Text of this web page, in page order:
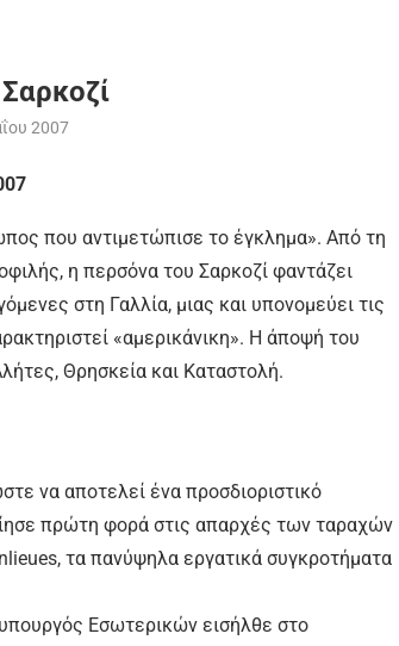
2007
που αντιμετώπισε το έγκλημα». Από τη
η περσόνα του Σαρκοζί φαντάζει
στη Γαλλία, μιας και υπονομεύει τις
«αμερικάνικη». Η άποψή του
Θρησκεία και Καταστολή.
να αποτελεί ένα προσδιοριστικό
πρώτη φορά στις απαρχές των ταραχών
τα πανύψηλα εργατικά συγκροτήματα
Εσωτερικών εισήλθε στο